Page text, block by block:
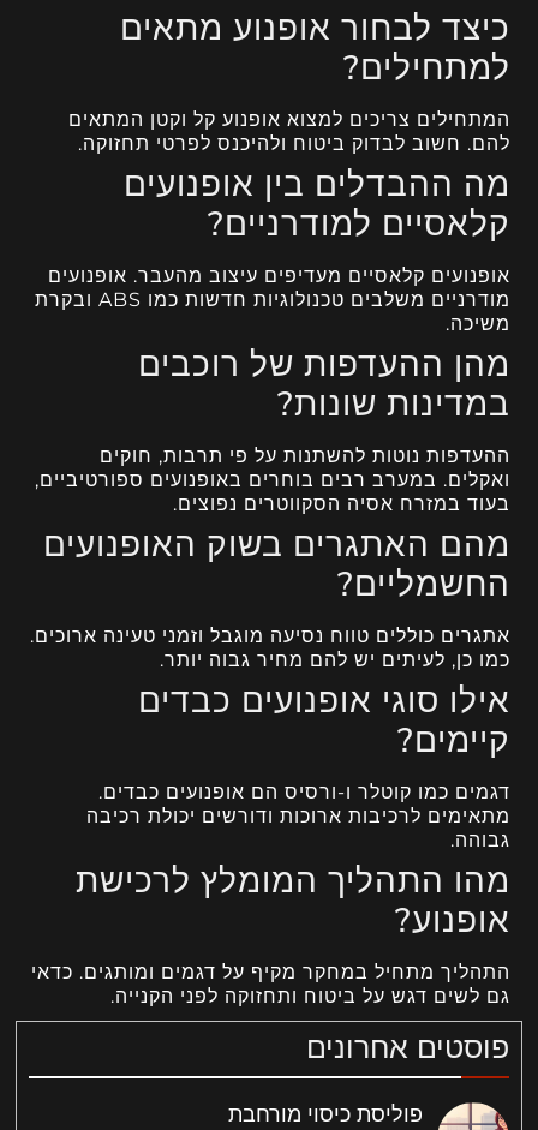
פוסטים אחרונים
פוליסת כיסוי מורחבת
כיצד לבחור אופנוע מתאים
למתחילים?
המתחילים צריכים למצוא אופנוע קל וקטן המתאים
להם. חשוב לבדוק ביטוח ולהיכנס לפרטי תחזוקה.
מה ההבדלים בין אופנועים
קלאסיים למודרניים?
אופנועים קלאסיים מעדיפים עיצוב מהעבר. אופנועים
מודרניים משלבים טכנולוגיות חדשות כמו ABS ובקרת
משיכה.
מהן ההעדפות של רוכבים
במדינות שונות?
ההעדפות נוטות להשתנות על פי תרבות, חוקים
ואקלים. במערב רבים בוחרים באופנועים ספורטיביים,
בעוד במזרח אסיה הסקווטרים נפוצים.
מהם האתגרים בשוק האופנועים
החשמליים?
אתגרים כוללים טווח נסיעה מוגבל וזמני טעינה ארוכים.
כמו כן, לעיתים יש להם מחיר גבוה יותר.
אילו סוגי אופנועים כבדים
קיימים?
דגמים כמו קוטלר ו-ורסיס הם אופנועים כבדים.
מתאימים לרכיבות ארוכות ודורשים יכולת רכיבה
גבוהה.
מהו התהליך המומלץ לרכישת
אופנוע?
התהליך מתחיל במחקר מקיף על דגמים ומותגים. כדאי
גם לשים דגש על ביטוח ותחזוקה לפני הקנייה.